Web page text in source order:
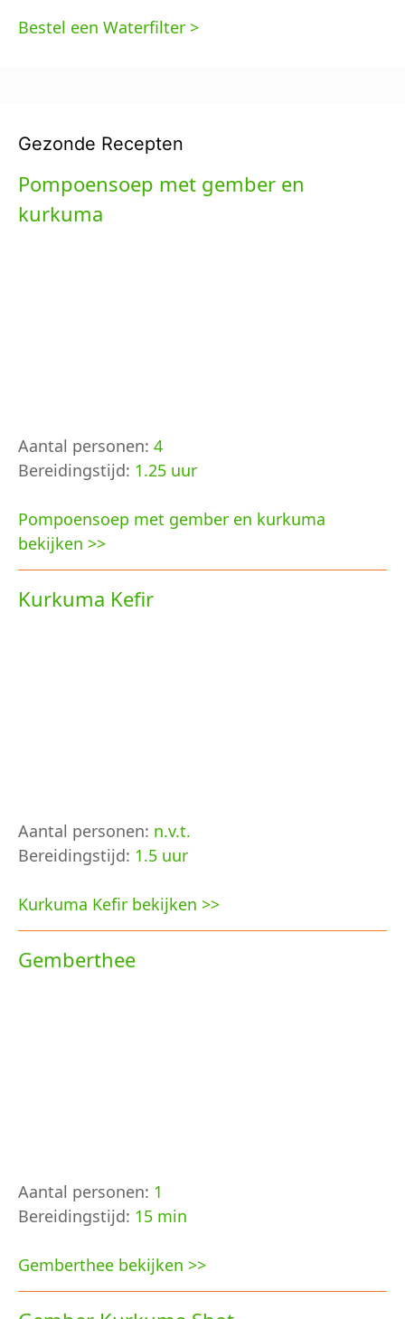
Bestel een Waterfilter >
Gezonde Recepten
Pompoensoep met gember en
kurkuma
Aantal personen: 4
Bereidingstijd: 1.25 uur
Pompoensoep met gember en kurkuma
bekijken >>
Kurkuma Kefir
Aantal personen: n.v.t.
Bereidingstijd: 1.5 uur
Kurkuma Kefir bekijken >>
Gemberthee
Aantal personen: 1
Bereidingstijd: 15 min
Gemberthee bekijken >>